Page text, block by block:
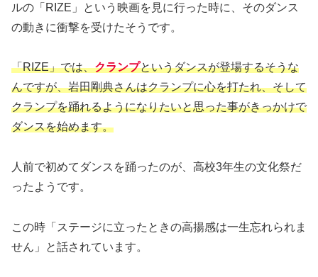
ルの「RIZE」という映画を見に行った時に、そのダンス
の動きに衝撃を受けたそうです。
「RIZE」では、クランプというダンスが登場するそうな
んですが、岩田剛典さんはクランプに心を打たれ、そして
クランプを踊れるようになりたいと思った事がきっかけで
ダンスを始めます。
人前で初めてダンスを踊ったのが、高校3年生の文化祭だ
ったようです。
この時「ステージに立ったときの高揚感は一生忘れられま
せん」と話されています。